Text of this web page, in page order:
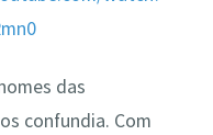
das
confundia. Com